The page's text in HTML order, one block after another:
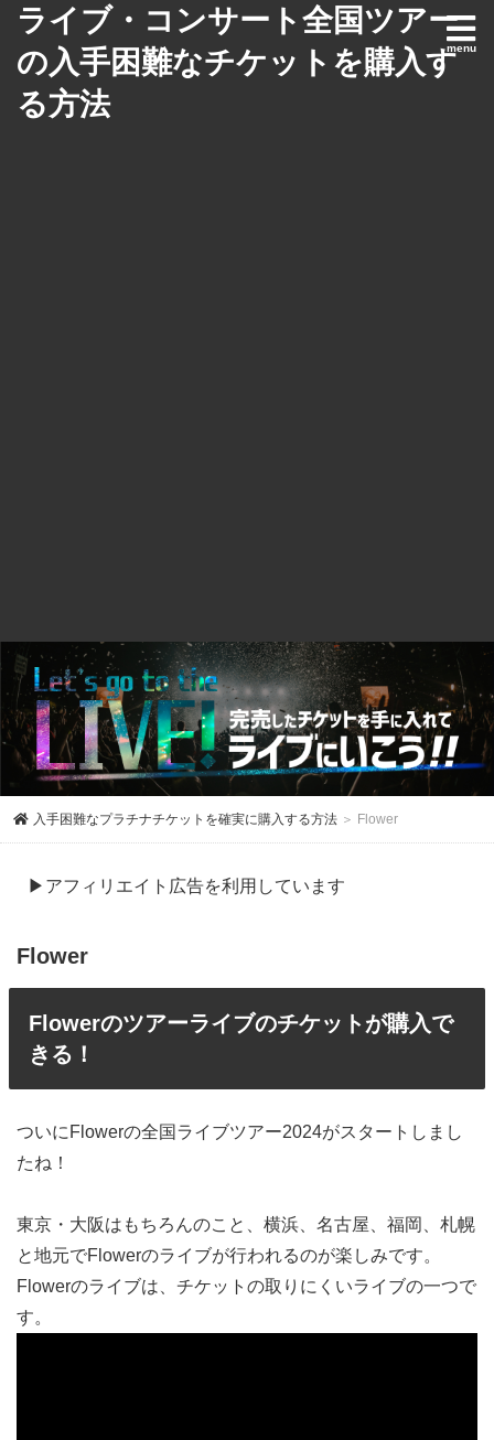
ライブ・コンサート全国ツアー
の入手困難なチケットを購入す
る方法
入手困難なプラチナチケットを確実に購入する方法 ＞ Flower
▶アフィリエイト広告を利用しています
Flower
Flowerのツアーライブのチケットが購入で
きる！
ついにFlowerの全国ライブツアー2024がスタートしまし
たね！
東京・大阪はもちろんのこと、横浜、名古屋、福岡、札幌
と地元でFlowerのライブが行われるのが楽しみです。
Flowerのライブは、チケットの取りにくいライブの一つで
す。